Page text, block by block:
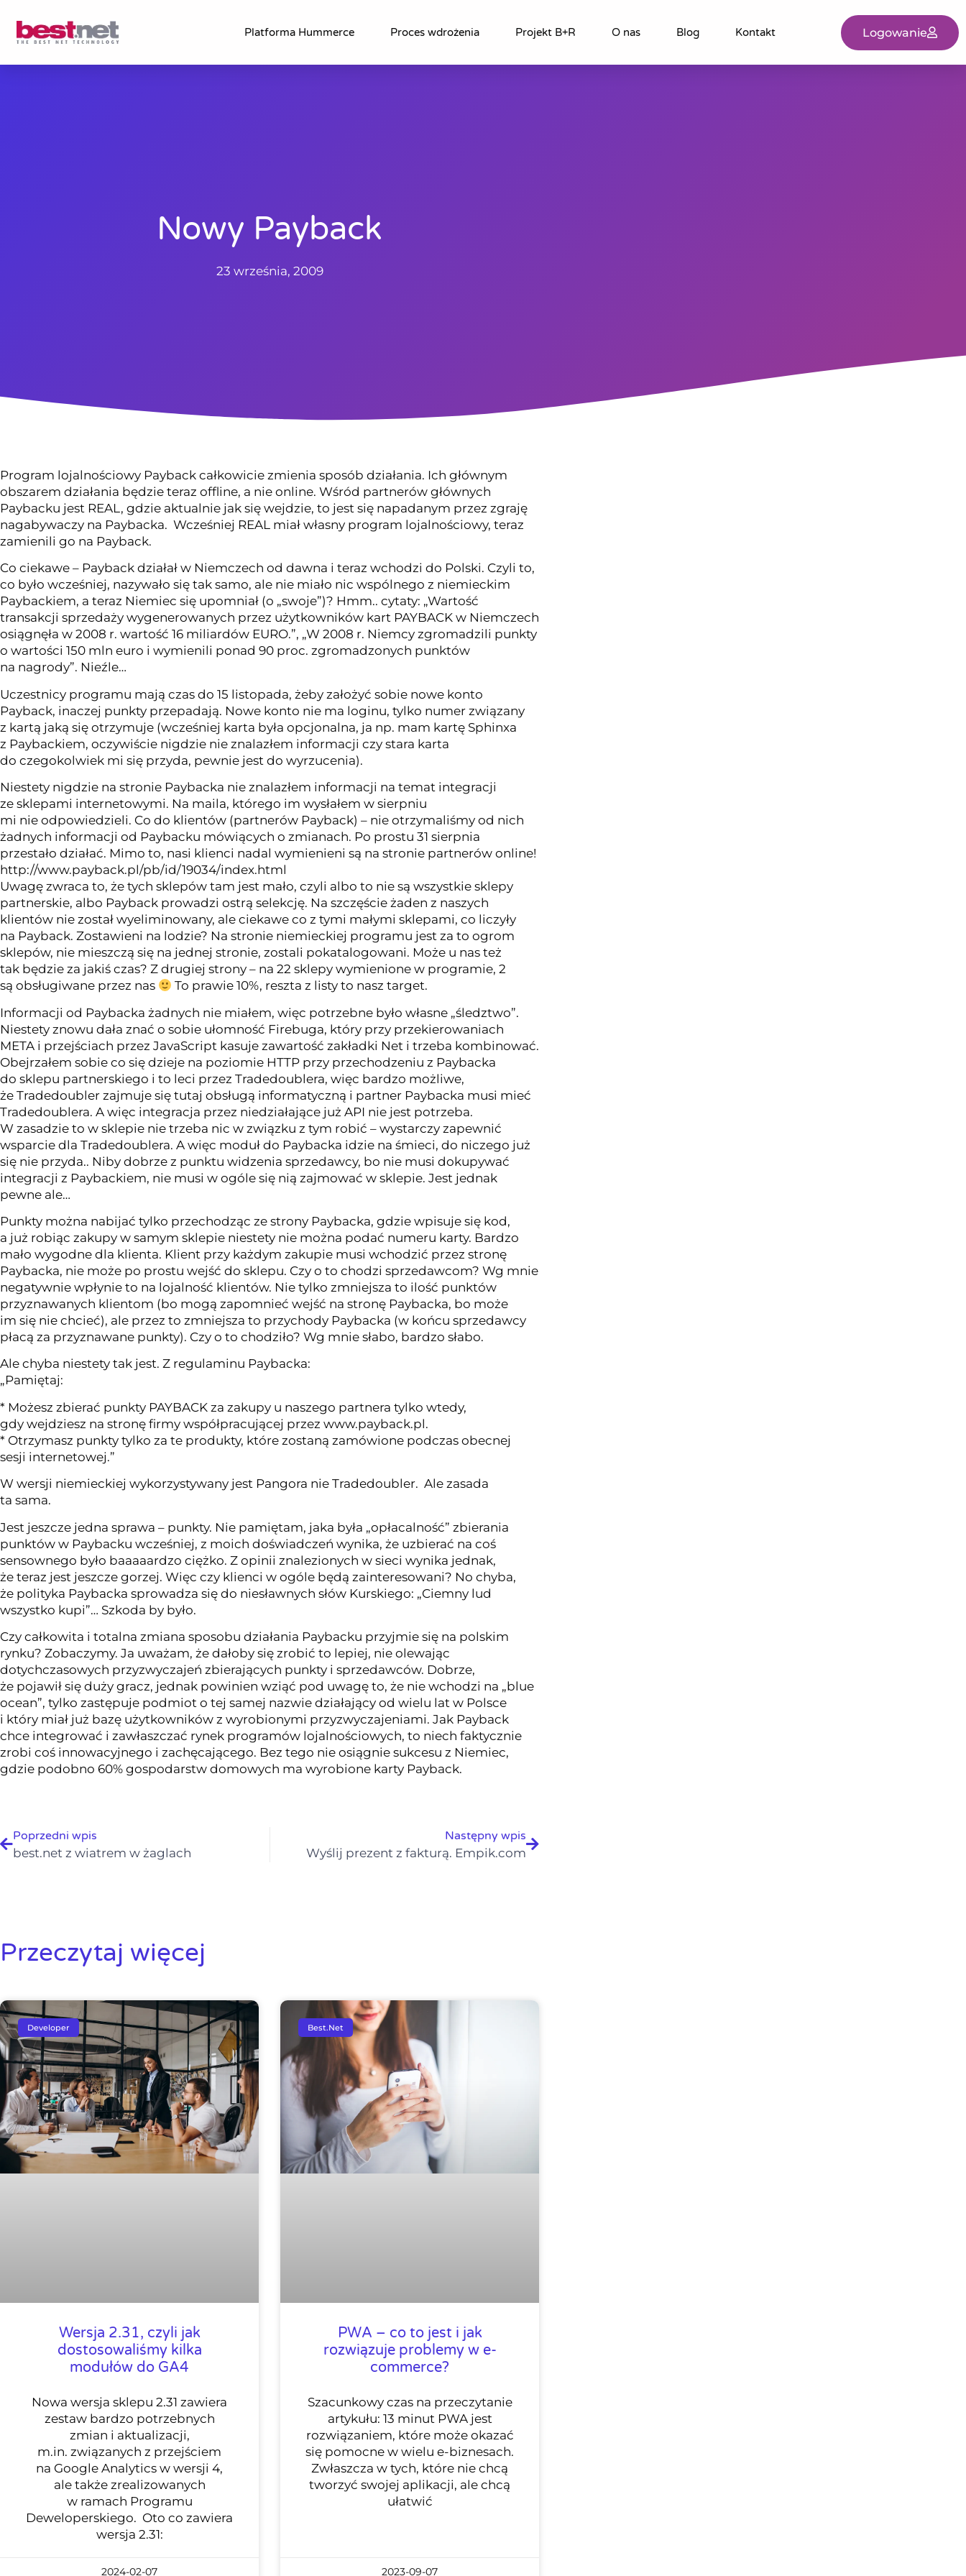
Platforma Hummerce Proces wdrożenia Projekt B+R O nas Blog Kontakt Logowanie
Nowy Payback
23 września, 2009
Program lojalnościowy Payback całkowicie zmienia sposób działania. Ich głównym
obszarem działania będzie teraz offline, a nie online. Wśród partnerów głównych
Paybacku jest REAL, gdzie aktualnie jak się wejdzie, to jest się napadanym przez zgraję
nagabywaczy na Paybacka. Wcześniej REAL miał własny program lojalnościowy, teraz
zamienili go na Payback.
Co ciekawe – Payback działał w Niemczech od dawna i teraz wchodzi do Polski. Czyli to,
co było wcześniej, nazywało się tak samo, ale nie miało nic wspólnego z niemieckim
Paybackiem, a teraz Niemiec się upomniał (o „swoje”)? Hmm.. cytaty: „Wartość
transakcji sprzedaży wygenerowanych przez użytkowników kart PAYBACK w Niemczech
osiągnęła w 2008 r. wartość 16 miliardów EURO.”, „W 2008 r. Niemcy zgromadzili punkty
o wartości 150 mln euro i wymienili ponad 90 proc. zgromadzonych punktów
na nagrody”. Nieźle…
Uczestnicy programu mają czas do 15 listopada, żeby założyć sobie nowe konto
Payback, inaczej punkty przepadają. Nowe konto nie ma loginu, tylko numer związany
z kartą jaką się otrzymuje (wcześniej karta była opcjonalna, ja np. mam kartę Sphinxa
z Paybackiem, oczywiście nigdzie nie znalazłem informacji czy stara karta
do czegokolwiek mi się przyda, pewnie jest do wyrzucenia).
Niestety nigdzie na stronie Paybacka nie znalazłem informacji na temat integracji
ze sklepami internetowymi. Na maila, którego im wysłałem w sierpniu
mi nie odpowiedzieli. Co do klientów (partnerów Payback) – nie otrzymaliśmy od nich
żadnych informacji od Paybacku mówiących o zmianach. Po prostu 31 sierpnia
przestało działać. Mimo to, nasi klienci nadal wymienieni są na stronie partnerów online!
http://www.payback.pl/pb/id/19034/index.html
Uwagę zwraca to, że tych sklepów tam jest mało, czyli albo to nie są wszystkie sklepy
partnerskie, albo Payback prowadzi ostrą selekcję. Na szczęście żaden z naszych
klientów nie został wyeliminowany, ale ciekawe co z tymi małymi sklepami, co liczyły
na Payback. Zostawieni na lodzie? Na stronie niemieckiej programu jest za to ogrom
sklepów, nie mieszczą się na jednej stronie, zostali pokatalogowani. Może u nas też
tak będzie za jakiś czas? Z drugiej strony – na 22 sklepy wymienione w programie, 2
są obsługiwane przez nas
To prawie 10%, reszta z listy to nasz target.
Informacji od Paybacka żadnych nie miałem, więc potrzebne było własne „śledztwo”.
Niestety znowu dała znać o sobie ułomność Firebuga, który przy przekierowaniach
META i przejściach przez JavaScript kasuje zawartość zakładki Net i trzeba kombinować.
Obejrzałem sobie co się dzieje na poziomie HTTP przy przechodzeniu z Paybacka
do sklepu partnerskiego i to leci przez Tradedoublera, więc bardzo możliwe,
że Tradedoubler zajmuje się tutaj obsługą informatyczną i partner Paybacka musi mieć
Tradedoublera. A więc integracja przez niedziałające już API nie jest potrzeba.
W zasadzie to w sklepie nie trzeba nic w związku z tym robić – wystarczy zapewnić
wsparcie dla Tradedoublera. A więc moduł do Paybacka idzie na śmieci, do niczego już
się nie przyda.. Niby dobrze z punktu widzenia sprzedawcy, bo nie musi dokupywać
integracji z Paybackiem, nie musi w ogóle się nią zajmować w sklepie. Jest jednak
pewne ale…
Punkty można nabijać tylko przechodząc ze strony Paybacka, gdzie wpisuje się kod,
a już robiąc zakupy w samym sklepie niestety nie można podać numeru karty. Bardzo
mało wygodne dla klienta. Klient przy każdym zakupie musi wchodzić przez stronę
Paybacka, nie może po prostu wejść do sklepu. Czy o to chodzi sprzedawcom? Wg mnie
negatywnie wpłynie to na lojalność klientów. Nie tylko zmniejsza to ilość punktów
przyznawanych klientom (bo mogą zapomnieć wejść na stronę Paybacka, bo może
im się nie chcieć), ale przez to zmniejsza to przychody Paybacka (w końcu sprzedawcy
płacą za przyznawane punkty). Czy o to chodziło? Wg mnie słabo, bardzo słabo.
Ale chyba niestety tak jest. Z regulaminu Paybacka:
„Pamiętaj:
* Możesz zbierać punkty PAYBACK za zakupy u naszego partnera tylko wtedy,
gdy wejdziesz na stronę firmy współpracującej przez www.payback.pl.
* Otrzymasz punkty tylko za te produkty, które zostaną zamówione podczas obecnej
sesji internetowej.”
W wersji niemieckiej wykorzystywany jest Pangora nie Tradedoubler. Ale zasada
ta sama.
Jest jeszcze jedna sprawa – punkty. Nie pamiętam, jaka była „opłacalność” zbierania
punktów w Paybacku wcześniej, z moich doświadczeń wynika, że uzbierać na coś
sensownego było baaaaardzo ciężko. Z opinii znalezionych w sieci wynika jednak,
że teraz jest jeszcze gorzej. Więc czy klienci w ogóle będą zainteresowani? No chyba,
że polityka Paybacka sprowadza się do niesławnych słów Kurskiego: „Ciemny lud
wszystko kupi”… Szkoda by było.
Czy całkowita i totalna zmiana sposobu działania Paybacku przyjmie się na polskim
rynku? Zobaczymy. Ja uważam, że dałoby się zrobić to lepiej, nie olewając
dotychczasowych przyzwyczajeń zbierających punkty i sprzedawców. Dobrze,
że pojawił się duży gracz, jednak powinien wziąć pod uwagę to, że nie wchodzi na „blue
ocean”, tylko zastępuje podmiot o tej samej nazwie działający od wielu lat w Polsce
i który miał już bazę użytkowników z wyrobionymi przyzwyczajeniami. Jak Payback
chce integrować i zawłaszczać rynek programów lojalnościowych, to niech faktycznie
zrobi coś innowacyjnego i zachęcającego. Bez tego nie osiągnie sukcesu z Niemiec,
gdzie podobno 60% gospodarstw domowych ma wyrobione karty Payback.
Poprzedni wpis
best.net z wiatrem w żaglach
Następny wpis
Wyślij prezent z fakturą. Empik.com
Przeczytaj więcej
Developer
Wersja 2.31, czyli jak
dostosowaliśmy kilka
modułów do GA4
Nowa wersja sklepu 2.31 zawiera
zestaw bardzo potrzebnych
zmian i aktualizacji,
m.in. związanych z przejściem
na Google Analytics w wersji 4,
ale także zrealizowanych
w ramach Programu
Deweloperskiego. Oto co zawiera
wersja 2.31:
2024-02-07
Best.Net
PWA – co to jest i jak
rozwiązuje problemy w e-
commerce?
Szacunkowy czas na przeczytanie
artykułu: 13 minut PWA jest
rozwiązaniem, które może okazać
się pomocne w wielu e-biznesach.
Zwłaszcza w tych, które nie chcą
tworzyć swojej aplikacji, ale chcą
ułatwić
2023-09-07